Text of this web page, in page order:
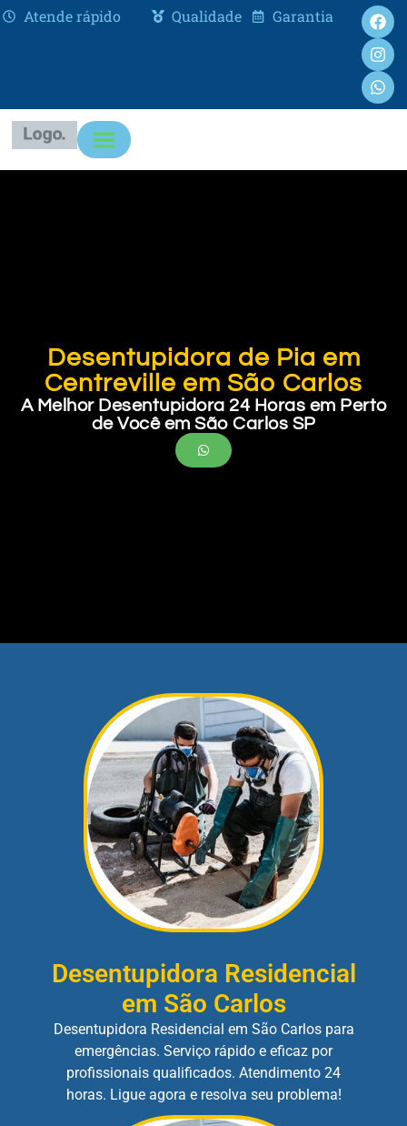
Atende rápido Qualidade Garantia
Desentupidora de Pia em
Centreville em São Carlos
A Melhor Desentupidora 24 Horas em Perto
de Você em São Carlos SP
Desentupidora Residencial
em São Carlos
Desentupidora Residencial em São Carlos para
emergências. Serviço rápido e eficaz por
profissionais qualificados. Atendimento 24
horas. Ligue agora e resolva seu problema!